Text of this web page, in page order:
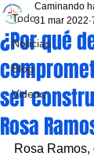
Todo
Noticias
Blog
Videos
¿Por qué
ser
Rosa
Caminando
31 mar 2022
Rosa